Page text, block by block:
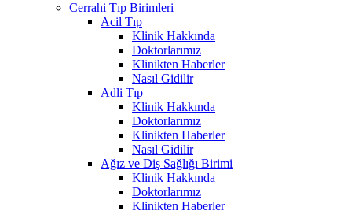
Cerrahi Tıp Birimleri
Acil Tıp
Klinik Hakkında
Doktorlarımız
Klinikten Haberler
Nasıl Gidilir
Adli Tıp
Klinik Hakkında
Doktorlarımız
Klinikten Haberler
Nasıl Gidilir
Ağız ve Diş Sağlığı Birimi
Klinik Hakkında
Doktorlarımız
Klinikten Haberler